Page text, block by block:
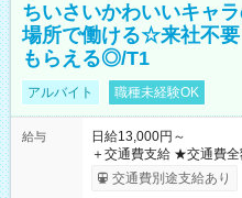
ちいさいかわいいキャ
場所で働ける☆来社不
もらえる◎/T1
アルバイト 職種未経験OK
給与
日給13,000円～
＋交通費支給 ★交通費全額支給！ ┗案件により規定あり ★日払
いOK！（規定あり） ┗
ンビニATMから 日払い分を引き
交通費別途支給あり